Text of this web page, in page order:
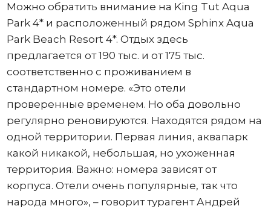
Можно обратить внимание на King Tut Aqua
Park 4* и расположенный рядом Sphinx Aqua
Park Beach Resort 4*. Отдых здесь
предлагается от 190 тыс. и от 175 тыс.
соответственно с проживанием в
стандартном номере. «Это отели
проверенные временем. Но оба довольно
регулярно реновируются. Находятся рядом на
одной территории. Первая линия, аквапарк
какой никакой, небольшая, но ухоженная
территория. Важно: номера зависят от
корпуса. Отели очень популярные, так что
народа много», – говорит турагент Андрей